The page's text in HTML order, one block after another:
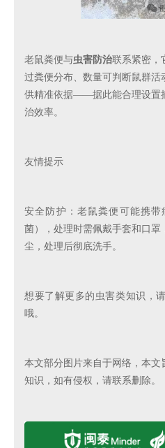
老鼠粪便与虫害防治联系紧密，
过粪便分布、数量可判断鼠群
供精准依据——据此能合理设置
治效率。
友情提示
安全防护：老鼠粪便可能携
菌），处理时需佩戴手套和口
尘，处理后彻底洗手。
想要了解更多的虫害类知识，
哦。
本文部分图片来自于网络，本
知识，如有侵权，请联系删除。